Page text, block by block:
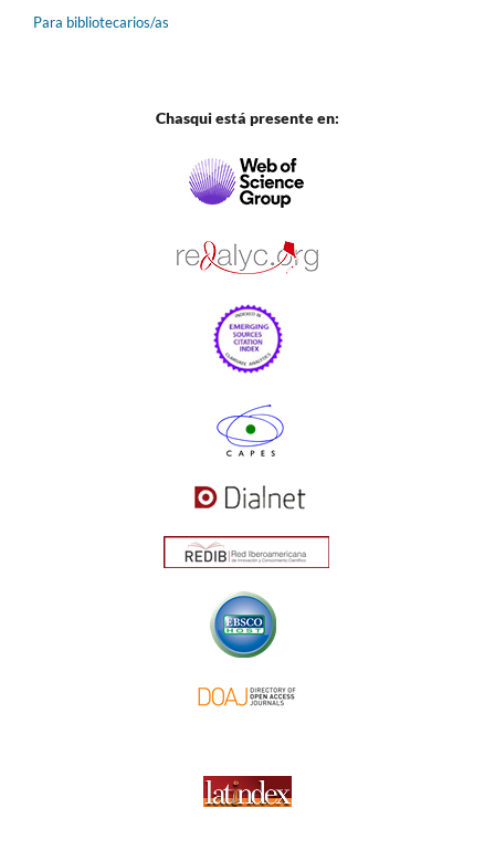
Para bibliotecarios/as
Chasqui está presente en: